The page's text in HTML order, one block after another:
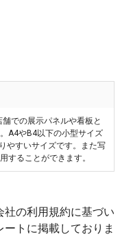
での展示パネルや看板と
A4やB4以下の小型サイズ
やすいサイズです。また写
することができます。
の利用規約に基づい
トに掲載しておりま